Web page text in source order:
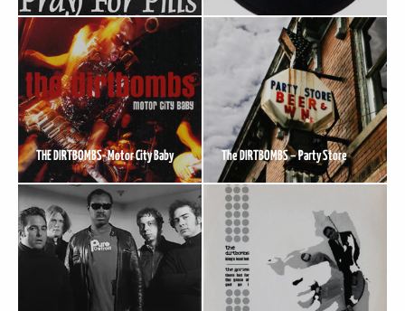
THE DIRTBOMBS- Motor City Baby The DIRTBOMBS – Party Store